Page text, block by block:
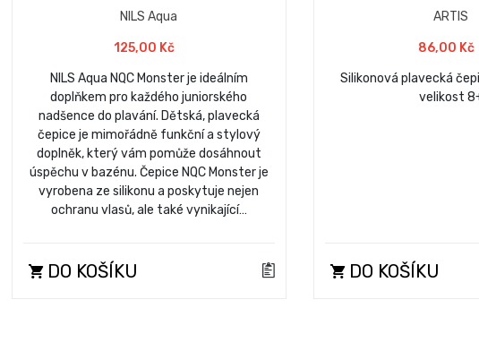
NILS Aqua
125,00 Kč
NILS Aqua NQC Monster je ideálním
doplňkem pro každého juniorského
nadšence do plavání. Dětská, plavecká
čepice je mimořádně funkční a stylový
doplněk, který vám pomůže dosáhnout
úspěchu v bazénu. Čepice NQC Monster je
vyrobena ze silikonu a poskytuje nejen
ochranu vlasů, ale také vynikající…
DO KOŠÍKU
ARTIS
86,00 Kč
Silikonová plavecká
velikost
DO KOŠÍKU